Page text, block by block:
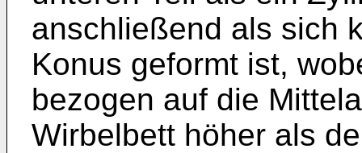
anschließend als sich
Konus geformt ist,
bezogen auf die
Wirbelbett höher als